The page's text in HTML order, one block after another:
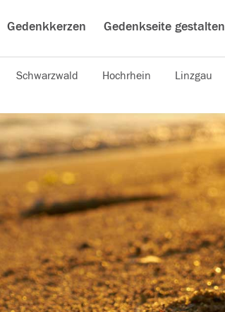
Gedenkkerzen Gedenkseite gestalten
Schwarzwald Hochrhein Linzgau